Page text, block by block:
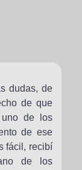
dudas, de
de que
de los
de ese
fácil, recibí
de los